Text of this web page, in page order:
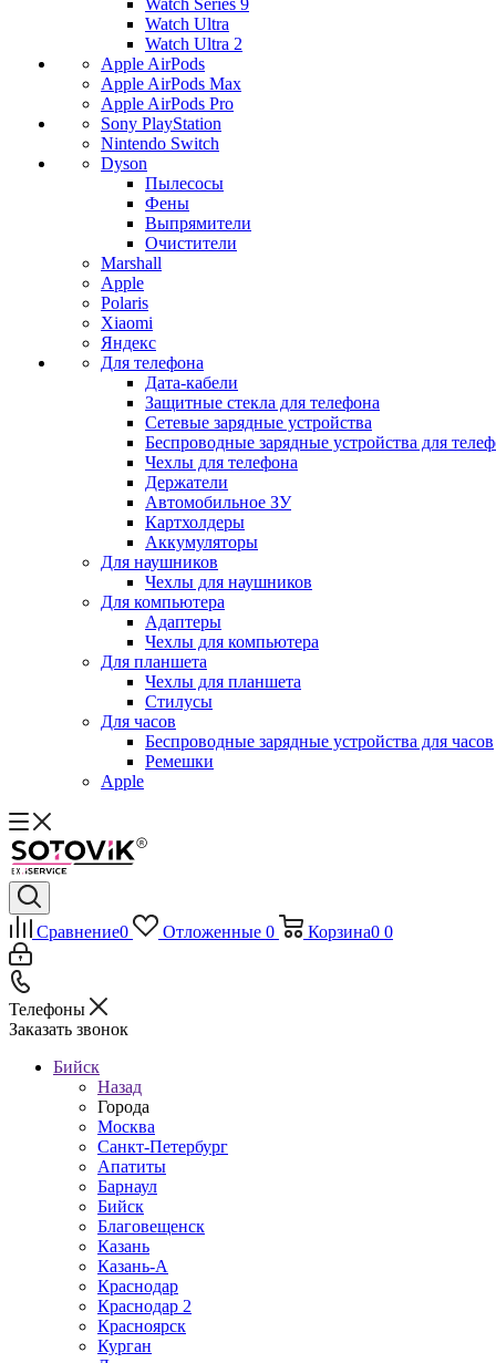
Watch Series 9
Watch Ultra
Watch Ultra 2
Apple AirPods
Apple AirPods Max
Apple AirPods Pro
Sony PlayStation
Nintendo Switch
Dyson
Пылесосы
Фены
Выпрямители
Очистители
Marshall
Apple
Polaris
Xiaomi
Яндекс
Для телефона
Дата-кабели
Защитные стекла для телефона
Сетевые зарядные устройства
Беспроводные зарядные устройства для
Чехлы для телефона
Держатели
Автомобильное ЗУ
Картхолдеры
Аккумуляторы
Для наушников
Чехлы для наушников
Для компьютера
Адаптеры
Чехлы для компьютера
Для планшета
Чехлы для планшета
Стилусы
Для часов
Беспроводные зарядные устройства для часов
Ремешки
Apple
Сравнение0 Отложенные 0 Корзина0 0
Телефоны
Заказать звонок
Бийск
Назад
Города
Москва
Санкт-Петербург
Апатиты
Барнаул
Бийск
Благовещенск
Казань
Казань-А
Краснодар
Краснодар 2
Красноярск
Курган